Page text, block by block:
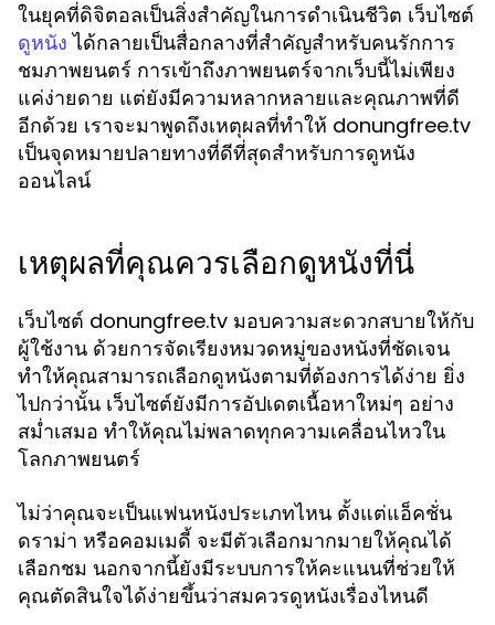
ในยุคที่ดิจิตอลเป็นสิ่งสำคัญในการดำเนินชีวิต เว็บไซต์
ดูหนัง ได้กลายเป็นสื่อกลางที่สำคัญสำหรับคนรักการ
ชมภาพยนตร์ การเข้าถึงภาพยนตร์จากเว็บนี้ไม่เพียง
แค่ง่ายดาย แต่ยังมีความหลากหลายและคุณภาพที่ดี
อีกด้วย เราจะมาพูดถึงเหตุผลที่ทำให้ donungfree.tv
เป็นจุดหมายปลายทางที่ดีที่สุดสำหรับการดูหนัง
ออนไลน์
เหตุผลที่คุณควรเลือกดูหนังที่นี่
เว็บไซต์ donungfree.tv มอบความสะดวกสบายให้กับ
ผู้ใช้งาน ด้วยการจัดเรียงหมวดหมู่ของหนังที่ชัดเจน
ทำให้คุณสามารถเลือกดูหนังตามที่ต้องการได้ง่าย ยิ่ง
ไปกว่านั้น เว็บไซต์ยังมีการอัปเดตเนื้อหาใหม่ๆ อย่าง
สม่ำเสมอ ทำให้คุณไม่พลาดทุกความเคลื่อนไหวใน
โลกภาพยนตร์
ไม่ว่าคุณจะเป็นแฟนหนังประเภทไหน ตั้งแต่แอ็คชั่น
ดราม่า หรือคอมเมดี้ จะมีตัวเลือกมากมายให้คุณได้
เลือกชม นอกจากนี้ยังมีระบบการให้คะแนนที่ช่วยให้
คุณตัดสินใจได้ง่ายขึ้นว่าสมควรดูหนังเรื่องไหนดี